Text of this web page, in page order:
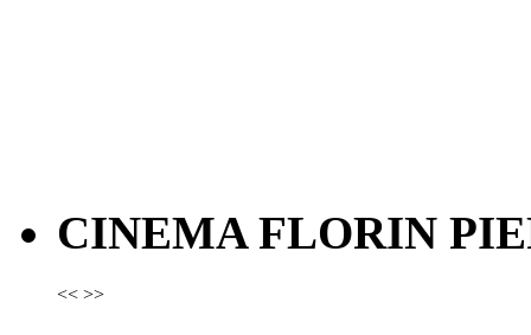
CINEMA FLORIN
<< >>